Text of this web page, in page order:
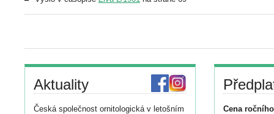
Aktuality
Česká společnost ornitologická v letošním
Cena